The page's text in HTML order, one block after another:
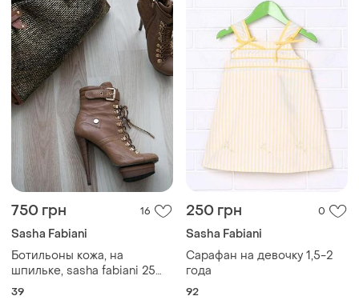
750 грн 16
Sasha Fabiani
Ботильоны кожа, на
шпильке, sasha fabiani 25
см, 38-39р
39
250 грн 0
Sasha Fabiani
Сарафан на девочку 1,5-2
года
92